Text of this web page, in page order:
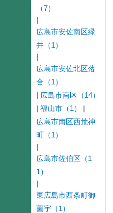
（7）
|
広島市安佐南区緑
井（1）
|
広島市安佐北区落
合（1）
|
広島市南区（14）
|
福山市（1）
|
広島市南区西荒神
町（1）
|
広島市佐伯区（1
1）
|
東広島市西条町御
薗宇（1）